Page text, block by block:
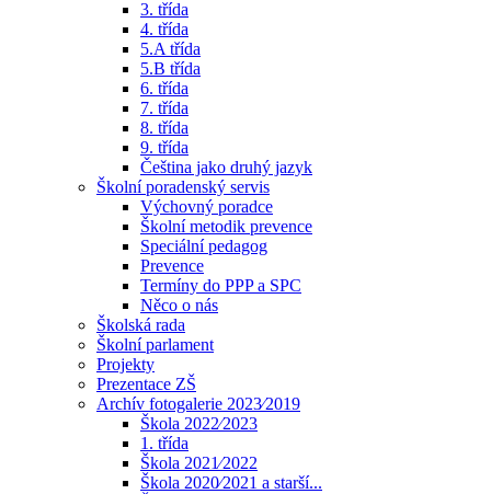
3. třída
4. třída
5.A třída
5.B třída
6. třída
7. třída
8. třída
9. třída
Čeština jako druhý jazyk
Školní poradenský servis
Výchovný poradce
Školní metodik prevence
Speciální pedagog
Prevence
Termíny do PPP a SPC
Něco o nás
Školská rada
Školní parlament
Projekty
Prezentace ZŠ
Archív fotogalerie 2023⁄2019
Škola 2022⁄2023
1. třída
Škola 2021⁄2022
Škola 2020⁄2021 a starší...